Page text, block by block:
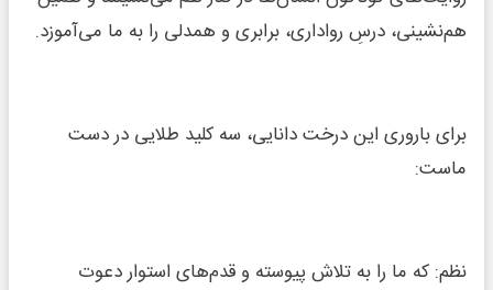
هم‌نشینی، درسِ رواداری، برابری و همدلی را به ما می‌آموزد.
برای باروری این درخت دانایی، سه کلید طلایی در دست
ماست:
نظم: که ما را به تلاش پیوسته و قدم‌های استوار دعوت